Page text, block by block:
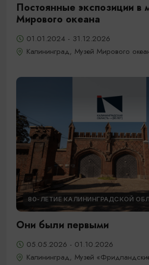
Постоянные экспозиции в
Мирового океана
01.01.2024 - 31.12.2026
Калининград, Музей Мирового
80-ЛЕТИЕ КАЛИНИНГРАДСКОЙ
Они были первыми
05.05.2026 - 01.10.2026
Калининград, Музей